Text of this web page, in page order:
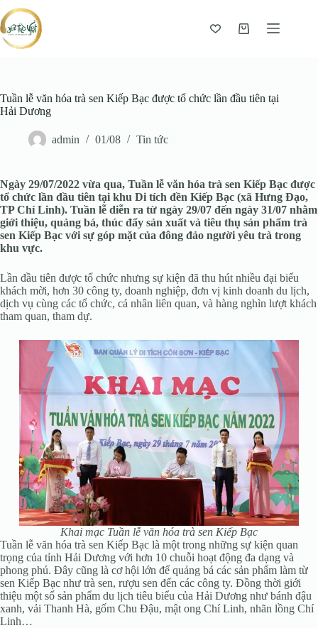
Giỏ
Tuần lễ văn hóa trà sen Kiếp Bạc được tổ chức lần đầu tiên tại
Hải Dương
admin 01/08 Tin tức
Ngày 29/07/2022 vừa qua, Tuần lễ văn hóa trà sen Kiếp Bạc được
tổ chức lần đầu tiên tại khu Di tích đền Kiếp Bạc (xã Hưng Đạo,
TP Chí Linh). Tuần lễ diễn ra từ ngày 29/07 đến ngày 31/07 nhằm
giới thiệu, quảng bá, thúc đẩy sản xuất và tiêu thụ sản phẩm trà
sen Kiếp Bạc với sự góp mặt của đông đảo người yêu trà trong
khu vực.
Lần đầu tiên được tổ chức nhưng sự kiện đã thu hút nhiều đại biểu
khách mời, hơn 30 công ty, doanh nghiệp, đơn vị kinh doanh du lịch,
dịch vụ cùng các tổ chức, cá nhân liên quan, và hàng nghìn lượt khách
tham quan, tham dự.
Khai mạc Tuần lễ văn hóa trà sen Kiếp Bạc
Tuần lễ văn hóa trà sen Kiếp Bạc là một trong những sự kiện quan
trọng của tỉnh Hải Dương với hơn 10 chuỗi hoạt động đa dạng và
phong phú. Đây cũng là cơ hội lớn để quảng bá các sản phẩm làm từ
sen Kiếp Bạc như trà sen, rượu sen đến các công ty. Đồng thời giới
thiệu một số sản phẩm du lịch tiêu biểu của Hải Dương như bánh đậu
xanh, vải Thanh Hà, gốm Chu Đậu, mật ong Chí Linh, nhãn lồng Chí
Linh…